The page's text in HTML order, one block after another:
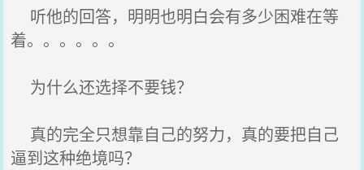
听他的回答，明明也明白会有多少困难在等
着。。。。。。
为什么还选择不要钱？
真的完全只想靠自己的努力，真的要把自己
逼到这种绝境吗？